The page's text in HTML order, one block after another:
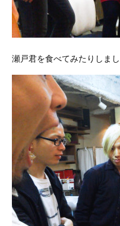
瀬戸君を食べてみたりしま